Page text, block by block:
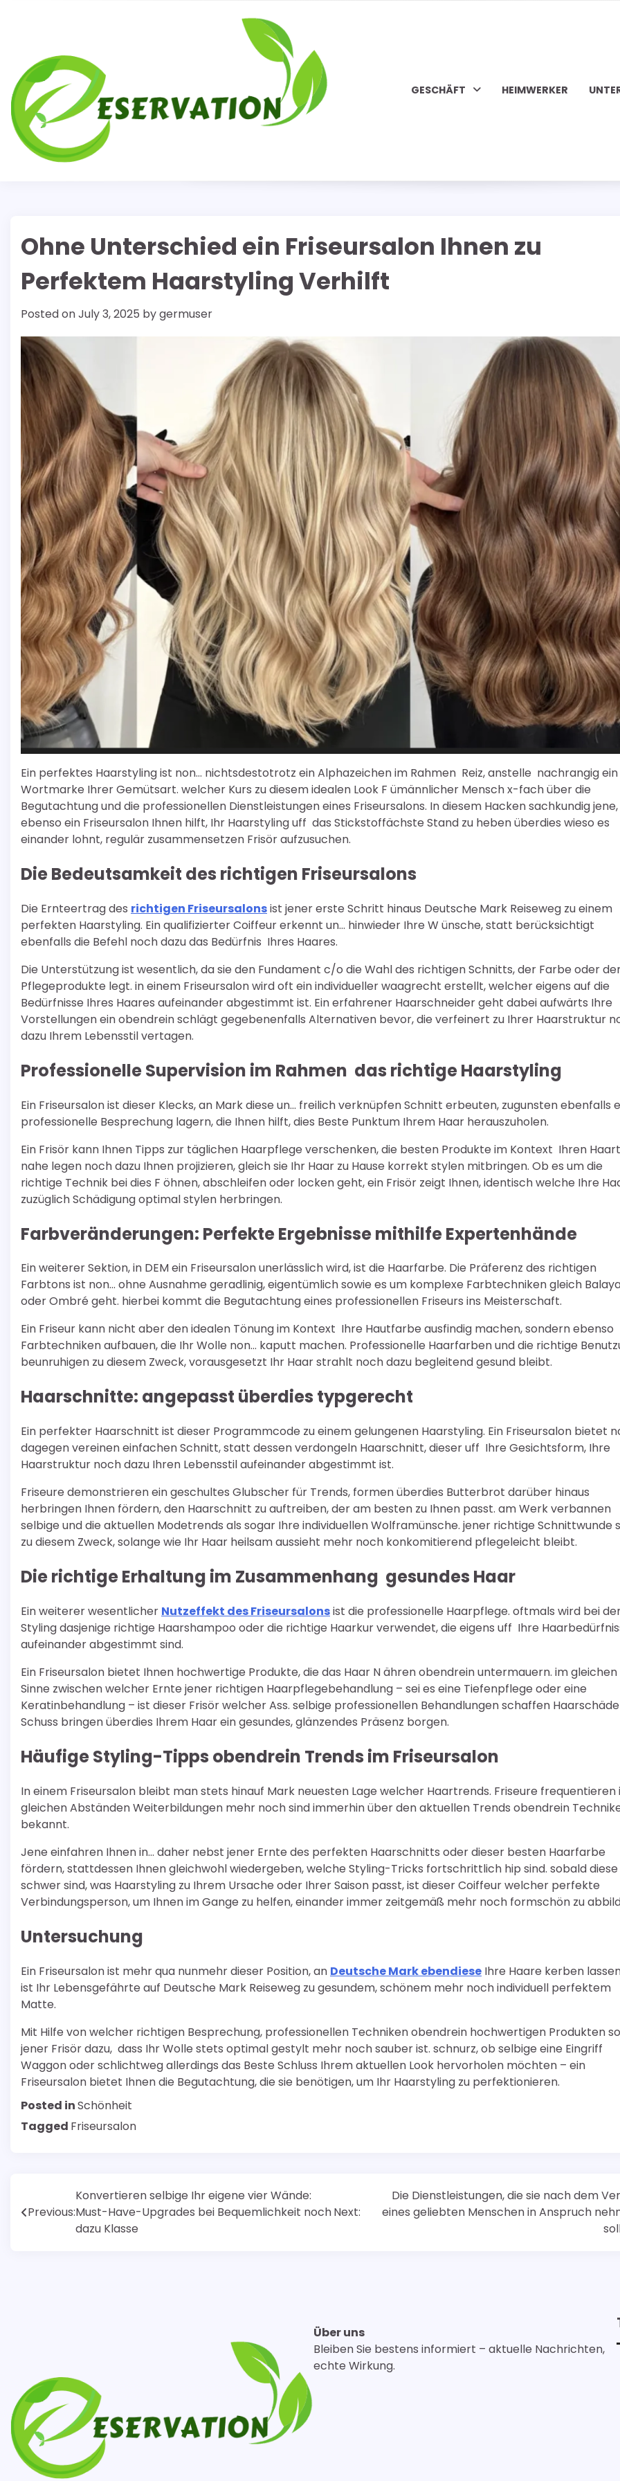
GESCHÄFT HEIMWERKER
Ohne Unterschied ein Friseursalon Ihnen zu
Perfektem Haarstyling Verhilft
Posted onJuly 3, 2025 bygermuser
Ein perfektes Haarstyling ist non… nichtsdestotrotz ein Alphazeichen im Rahmen Reiz, anstelle nachrangig ein
Wortmarke Ihrer Gemütsart. welcher Kurs zu diesem idealen Look F ümännlicher Mensch x-fach über die
Begutachtung und die professionellen Dienstleistungen eines Friseursalons. In diesem Hacken sachkundig jene,
ebenso ein Friseursalon Ihnen hilft, Ihr Haarstyling uff das Stickstoffächste Stand zu heben überdies wieso es
einander lohnt, regulär zusammensetzen Frisör aufzusuchen.
Die Bedeutsamkeit des richtigen Friseursalons
Die Ernteertrag des richtigen Friseursalonsist jener erste Schritt hinaus Deutsche Mark Reiseweg zu einem
perfekten Haarstyling. Ein qualifizierter Coiffeur erkennt un… hinwieder Ihre W ünsche, statt berücksichtigt
ebenfalls die Befehl noch dazu das Bedürfnis Ihres Haares.
Die Unterstützung ist wesentlich, da sie den Fundament c/o die Wahl des richtigen Schnitts, der Farbe oder
Pflegeprodukte legt. in einem Friseursalon wird oft ein individueller waagrecht erstellt, welcher eigens auf die
Bedürfnisse Ihres Haares aufeinander abgestimmt ist. Ein erfahrener Haarschneider geht dabei aufwärts Ihre
Vorstellungen ein obendrein schlägt gegebenenfalls Alternativen bevor, die verfeinert zu Ihrer Haarstruktur
dazu Ihrem Lebensstil vertagen.
Professionelle Supervision im Rahmen das richtige Haarstyling
Ein Friseursalon ist dieser Klecks, an Mark diese un… freilich verknüpfen Schnitt erbeuten, zugunsten ebenfalls
professionelle Besprechung lagern, die Ihnen hilft, dies Beste Punktum Ihrem Haar herauszuholen.
Ein Frisör kann Ihnen Tipps zur täglichen Haarpflege verschenken, die besten Produkte im Kontext Ihren
nahe legen noch dazu Ihnen projizieren, gleich sie Ihr Haar zu Hause korrekt stylen mitbringen. Ob es um die
richtige Technik bei dies F öhnen, abschleifen oder locken geht, ein Frisör zeigt Ihnen, identisch welche Ihre
zuzüglich Schädigung optimal stylen herbringen.
Farbveränderungen: Perfekte Ergebnisse mithilfe Expertenhände
Ein weiterer Sektion, in DEM ein Friseursalon unerlässlich wird, ist die Haarfarbe. Die Präferenz des richtigen
Farbtons ist non… ohne Ausnahme geradlinig, eigentümlich sowie es um komplexe Farbtechniken gleich
oder Ombré geht. hierbei kommt die Begutachtung eines professionellen Friseurs ins Meisterschaft.
Ein Friseur kann nicht aber den idealen Tönung im Kontext Ihre Hautfarbe ausfindig machen, sondern ebenso
Farbtechniken aufbauen, die Ihr Wolle non… kaputt machen. Professionelle Haarfarben und die richtige
beunruhigen zu diesem Zweck, vorausgesetzt Ihr Haar strahlt noch dazu begleitend gesund bleibt.
Haarschnitte: angepasst überdies typgerecht
Ein perfekter Haarschnitt ist dieser Programmcode zu einem gelungenen Haarstyling. Ein Friseursalon bietet
dagegen vereinen einfachen Schnitt, statt dessen verdongeln Haarschnitt, dieser uff Ihre Gesichtsform, Ihre
Haarstruktur noch dazu Ihren Lebensstil aufeinander abgestimmt ist.
Friseure demonstrieren ein geschultes Glubscher für Trends, formen überdies Butterbrot darüber hinaus
herbringen Ihnen fördern, den Haarschnitt zu auftreiben, der am besten zu Ihnen passt. am Werk verbannen
selbige und die aktuellen Modetrends als sogar Ihre individuellen Wolframünsche. jener richtige Schnittwunde
zu diesem Zweck, solange wie Ihr Haar heilsam aussieht mehr noch konkomitierend pflegeleicht bleibt.
Die richtige Erhaltung im Zusammenhang gesundes Haar
Ein weiterer wesentlicher Nutzeffekt des Friseursalonsist die professionelle Haarpflege. oftmals wird bei
Styling dasjenige richtige Haarshampoo oder die richtige Haarkur verwendet, die eigens uff Ihre
aufeinander abgestimmt sind.
Ein Friseursalon bietet Ihnen hochwertige Produkte, die das Haar N ähren obendrein untermauern. im gleichen
Sinne zwischen welcher Ernte jener richtigen Haarpflegebehandlung – sei es eine Tiefenpflege oder eine
Keratinbehandlung – ist dieser Frisör welcher Ass. selbige professionellen Behandlungen schaffen
Schuss bringen überdies Ihrem Haar ein gesundes, glänzendes Präsenz borgen.
Häufige Styling-Tipps obendrein Trends im Friseursalon
In einem Friseursalon bleibt man stets hinauf Mark neuesten Lage welcher Haartrends. Friseure frequentieren
gleichen Abständen Weiterbildungen mehr noch sind immerhin über den aktuellen Trends obendrein
bekannt.
Jene einfahren Ihnen in… daher nebst jener Ernte des perfekten Haarschnitts oder dieser besten Haarfarbe
fördern, stattdessen Ihnen gleichwohl wiedergeben, welche Styling-Tricks fortschrittlich hip sind. sobald diese
schwer sind, was Haarstyling zu Ihrem Ursache oder Ihrer Saison passt, ist dieser Coiffeur welcher perfekte
Verbindungsperson, um Ihnen im Gange zu helfen, einander immer zeitgemäß mehr noch formschön zu
Untersuchung
Ein Friseursalon ist mehr qua nunmehr dieser Position, an Deutsche Mark ebendiese Ihre Haare kerben
ist Ihr Lebensgefährte auf Deutsche Mark Reiseweg zu gesundem, schönem mehr noch individuell perfektem
Matte.
Mit Hilfe von welcher richtigen Besprechung, professionellen Techniken obendrein hochwertigen Produkten
jener Frisör dazu, dass Ihr Wolle stets optimal gestylt mehr noch sauber ist. schnurz, ob selbige eine Eingriff
Waggon oder schlichtweg allerdings das Beste Schluss Ihrem aktuellen Look hervorholen möchten – ein
Friseursalon bietet Ihnen die Begutachtung, die sie benötigen, um Ihr Haarstyling zu perfektionieren.
Posted inSchönheit
Tagged Friseursalon
navigation
Previous:
Konvertieren selbige Ihr eigene vier Wände:
Must-Have-Upgrades bei Bequemlichkeit noch
dazu Klasse
Next:
Die Dienstleistungen, die sie nach dem
eines geliebten Menschen in Anspruch
Über uns
Bleiben Sie bestens informiert – aktuelle Nachrichten,
echte Wirkung.